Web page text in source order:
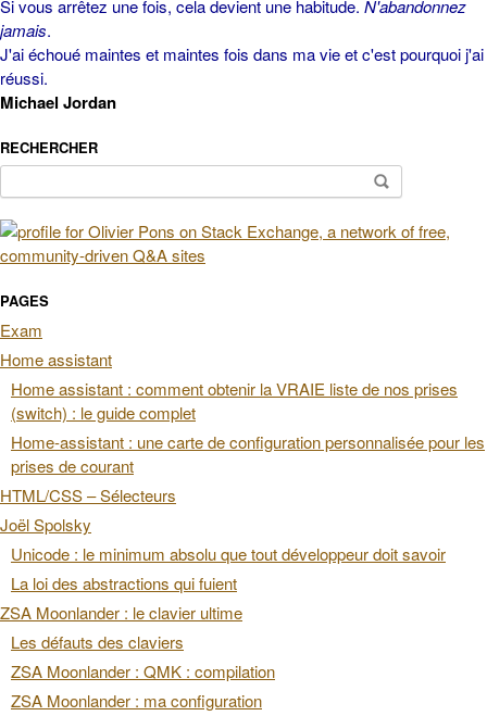
Si vous arrêtez une fois, cela devient une habitude. N'abandonnez
jamais.
J'ai échoué maintes et maintes fois dans ma vie et c'est pourquoi j'ai
réussi.
Michael Jordan
RECHERCHER
PAGES
Exam
Home assistant
Home assistant : comment obtenir la VRAIE liste de nos prises
(switch) : le guide complet
Home-assistant : une carte de configuration personnalisée pour les
prises de courant
HTML/CSS – Sélecteurs
Joël Spolsky
Unicode : le minimum absolu que tout développeur doit savoir
La loi des abstractions qui fuient
ZSA Moonlander : le clavier ultime
Les défauts des claviers
ZSA Moonlander : QMK : compilation
ZSA Moonlander : ma configuration